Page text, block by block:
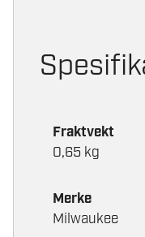
Fraktvekt
0,65 kg
Merke
Milwaukee